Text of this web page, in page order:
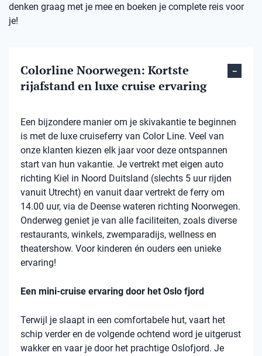
denken graag met je mee en boeken je complete reis voor
je!
Colorline Noorwegen: Kortste
rijafstand en luxe cruise ervaring
Een bijzondere manier om je skivakantie te beginnen
is met de luxe cruiseferry van Color Line. Veel van
onze klanten kiezen elk jaar voor deze ontspannen
start van hun vakantie. Je vertrekt met eigen auto
richting Kiel in Noord Duitsland (slechts 5 uur rijden
vanuit Utrecht) en vanuit daar vertrekt de ferry om
14.00 uur, via de Deense wateren richting Noorwegen.
Onderweg geniet je van alle faciliteiten, zoals diverse
restaurants, winkels, zwemparadijs, wellness en
theatershow. Voor kinderen én ouders een unieke
ervaring!
Een mini-cruise ervaring door het Oslo fjord
Terwijl je slaapt in een comfortabele hut, vaart het
schip verder en de volgende ochtend word je uitgerust
wakker en vaar je door het prachtige Oslofjord. Je